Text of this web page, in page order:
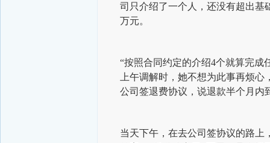
司只介绍了一个人，还没有超出基
万元。
“按照合同约定的介绍4个就算完成
上午调解时，她不想为此事再烦
公司签退费协议，说退款半个月内
当天下午，在去公司签协议的路